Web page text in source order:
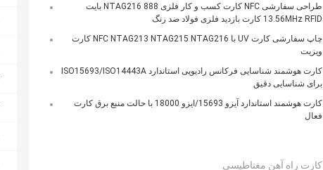
طراحی سفارشی NFC کارت کسب و کار فلزی NTAG216 888 بایت
13.56MHz RFID کارت بازدید فلزی فولاد ضد زنگ
چاپ سفارشی کارت UV با NFC NTAG213 NTAG215 NTAG216 کارت
ویزیت
کارت هوشمند شناسایی فرکانس رادیویی استاندارد ISO15693/ISO14443A
برای شناسایی دقیق
کارت هوشمند استاندارد آیزو 15693/ایزو 18000 با حالت منبع برق کارت
فعال
کارت راه آهن مغناطیسی